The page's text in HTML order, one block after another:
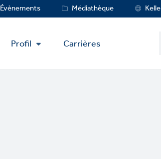
Évènements Médiathèque
Profil Carrières